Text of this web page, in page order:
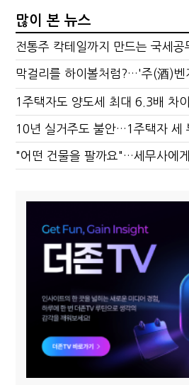
많이 본 뉴스
전통주 칵테일까지 만드는 국세
10년 실거주도 불안…1주택자 세